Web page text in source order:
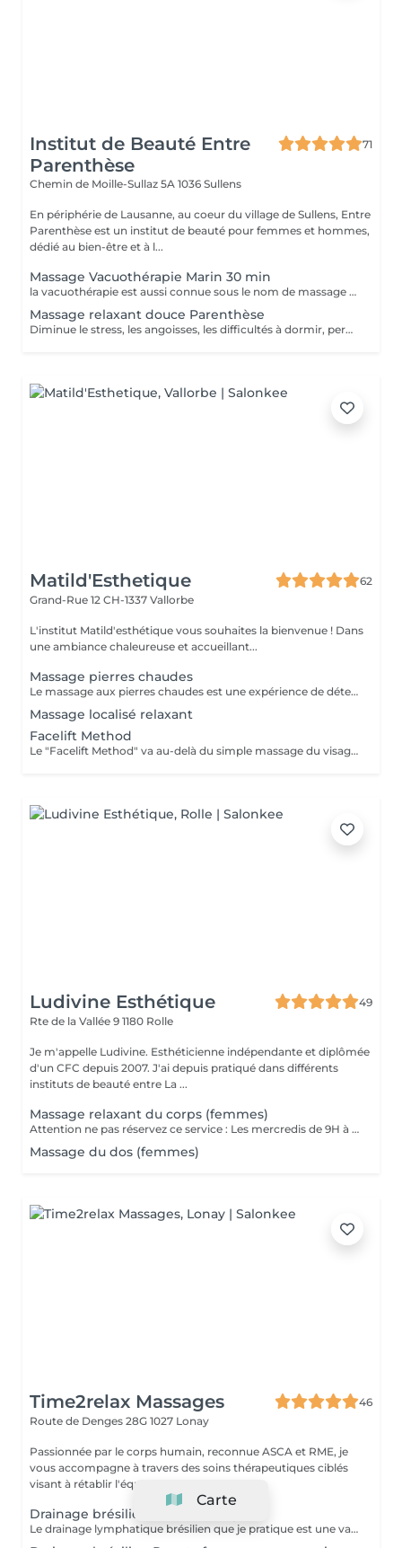
Institut de Beauté Entre
Parenthèse
71
Chemin de Moille-Sullaz 5A 1036 Sullens
En périphérie de Lausanne, au coeur du village de Sullens, Entre
Parenthèse est un institut de beauté pour femmes et hommes,
dédié au bien-être et à l...
Massage Vacuothérapie Marin 30 min
la vacuothérapie est aussi connue sous le nom de massage aux ventouses. Cette utilise des ventouses pour aspirer les cellules adipeuses sous la peau, on l'appelle également endermologie. L'objectif est de créer un effet de succion qui favorisera la décongestion des tissus, l'évacuation des toxines, la mobilité des tissus.
Massage relaxant douce Parenthèse
Diminue le stress, les angoisses, les difficultés à dormir, permet d'assouplir et de relâcher les tensions musculaires et articulaires. Ce soin comporte les phases suivantes : effleurage et pression glissée avec notre huile de Millepertuis combinée avec des huiles essentielles.
Matild'Esthetique
62
Grand-Rue 12 CH-1337 Vallorbe
L'institut Matild'esthétique vous souhaites la bienvenue ! Dans
une ambiance chaleureuse et accueillant...
Massage pierres chaudes
Le massage aux pierres chaudes est une expérience de détente qui allie l'art du massage à la chaleur apaisante des pierres volcanique. Des pierres lisses et chauffées sont placée sur le corps pour relâcher les tensions musculaires. Ce massage favorise la relaxation profonde, stimule la circulation sanguine et procure une sensation de bien-être.
Massage localisé relaxant
Facelift Method
Le "Facelift Method" va au-delà du simple massage du visage, offrant un véritable lifting facial grâce à une technique sophistiquée. Divisé en quatre points essentiels : Oxygénation des tissus, échauffement musculaire, massage intra-buccal et détente/stretching. Cette technique offre une expérience unique et des résultats visible dès les premières séances.
Ludivine Esthétique
49
Rte de la Vallée 9 1180 Rolle
Je m'appelle Ludivine. Esthéticienne indépendante et diplômée
d'un CFC depuis 2007. J'ai depuis pratiqué dans différents
instituts de beauté entre La ...
Massage relaxant du corps (femmes)
Attention ne pas réservez ce service : Les mercredis de 9H à 11h
Massage du dos (femmes)
Time2relax Massages
46
Route de Denges 28G 1027 Lonay
Passionnée par le corps humain, reconnue ASCA et RME, je
vous accompagne à travers des soins thérapeutiques ciblés
visant à rétablir l'équilibre, soul...
Drainage brésilien Renata França
Le drainage lymphatique brésilien que je pratique est une variation de la méthode Renata França. C'est un massage du corps basé sur une succession de mouvements fermes et dynamiques. Il remodèle la silhouette et réduit visiblement la cellulite aqueuse. Le corps est galbé et plus tonique, la peau d'orange est estompée. Son action favorise ainsi l'élimination des toxines tout en accélérant le métabolisme. Il est particulièrement adapté pour une tonification du corps. Il est idéal pour : - Réduire la cellulite - Remodeler la silhouette - Retrouver un ventre plus plat, des cuisses plus fermes - Tonifier et raffermir la peau - Accélérer le métabolisme naturel. Le drainage brésilien est recommandé lorsque l'on souhaite perdre du poids et affiner la silhouette. Cette technique diffère du drainage lymphatique méthode Vodder qui, lui, est recommandé lors de situation pré- ou post-opératoires, pour le traitement des cicatrices, des hématomes et lors d'dèmes importants.
Carte